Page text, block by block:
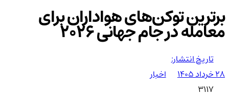
برترین توکن‌های هواداران برای
معامله در جام جهانی ۲۰۲۶
تاریخ انتشار:
۲۸ خرداد ۱۴۰۵
اخبار
3117